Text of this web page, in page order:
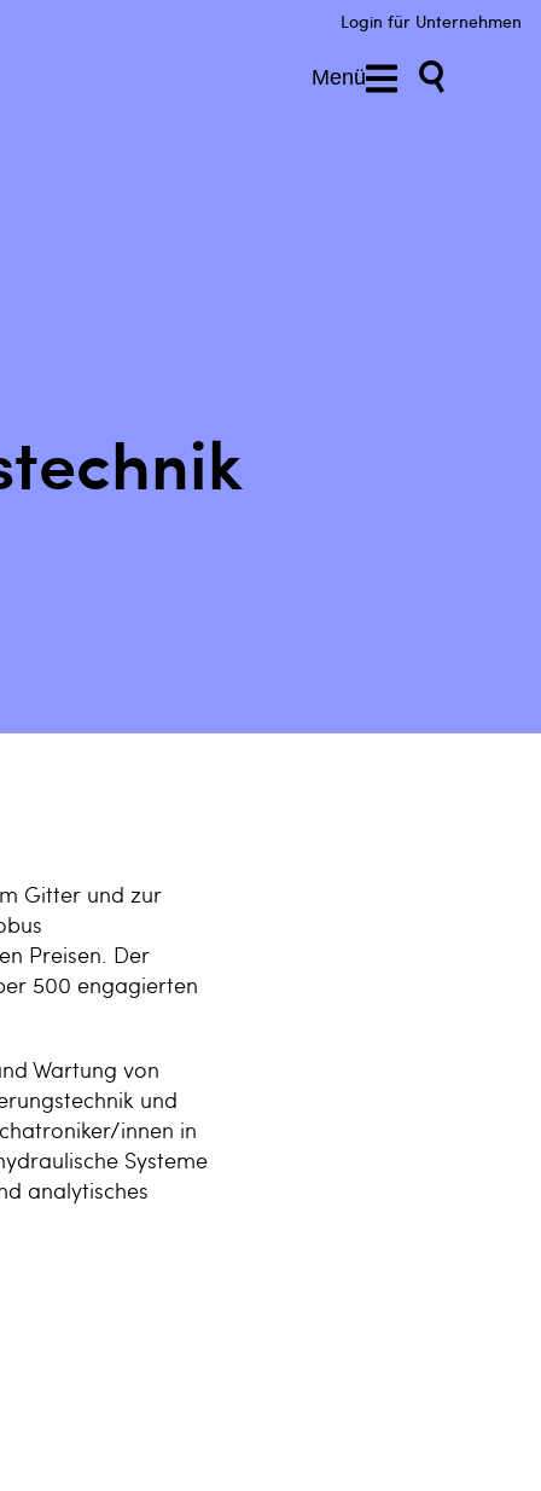
Menü
Login für Unternehmen
Gitter und zur
Preisen. Der
500 engagierten
Wartung von
und
innen in
Systeme
analytisches